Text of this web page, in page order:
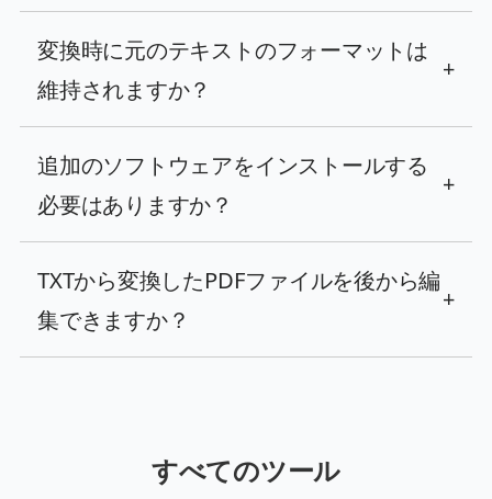
変換時に元のテキストのフォーマットは
維持されますか？
+
追加のソフトウェアをインストールする
必要はありますか？
+
TXTから変換したPDFファイルを後から編
集できますか？
+
すべてのツール